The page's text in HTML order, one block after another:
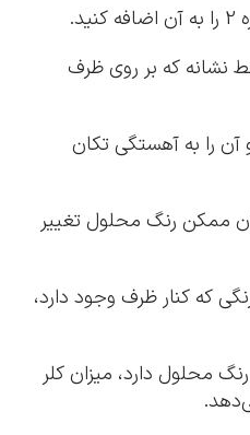
نشانه که بر روی ظرف
آن را به آهستگی تکان
ممکن رنگ محلول تغییر
که کنار ظرف وجود دارد،
محلول دارد، میزان کلر